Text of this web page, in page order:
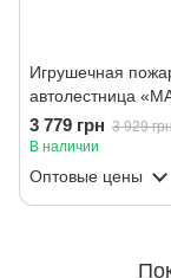
Игрушечная
автолестница
со свето-
3 779 грн 3 929
В наличии
Оптовые цены